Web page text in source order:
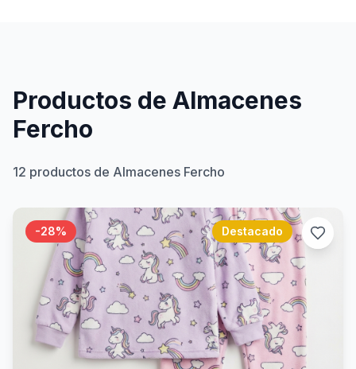
Productos de Almacenes
Fercho
12 productos de Almacenes Fercho
-28% Destacado